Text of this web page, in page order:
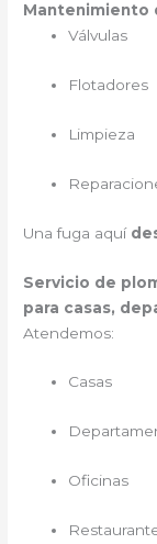
Mantenimiento
Válvulas
Flotadores
Limpieza
Una fuga aquí
Servicio de
para casas,
Atendemos:
Casas
Oficinas